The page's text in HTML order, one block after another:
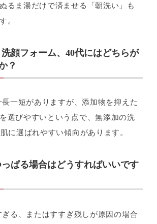
るま湯だけで済ませる「朝洗い」も
。
顔フォーム、40代にはどちらが
？
一短がありますが、添加物を抑えた
選びやすいという点で、無添加の洗
に選ばれやすい傾向があります。
ぱる場合はどうすればいいです
る、またはすすぎ残しが原因の場合